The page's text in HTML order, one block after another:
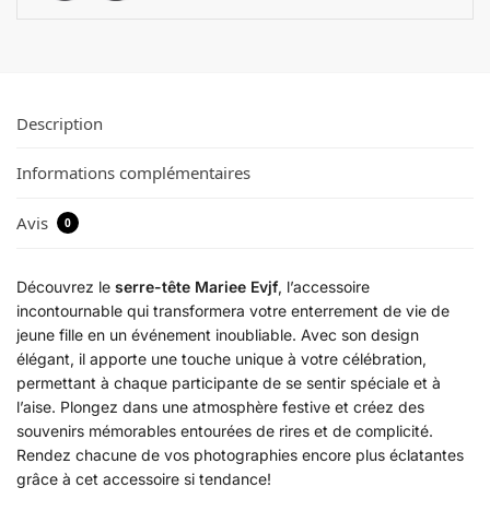
Description
Informations complémentaires
Avis 0
Découvrez le serre-tête Mariee Evjf, l’accessoire
incontournable qui transformera votre enterrement de vie de
jeune fille en un événement inoubliable. Avec son design
élégant, il apporte une touche unique à votre célébration,
permettant à chaque participante de se sentir spéciale et à
l’aise. Plongez dans une atmosphère festive et créez des
souvenirs mémorables entourées de rires et de complicité.
Rendez chacune de vos photographies encore plus éclatantes
grâce à cet accessoire si tendance!